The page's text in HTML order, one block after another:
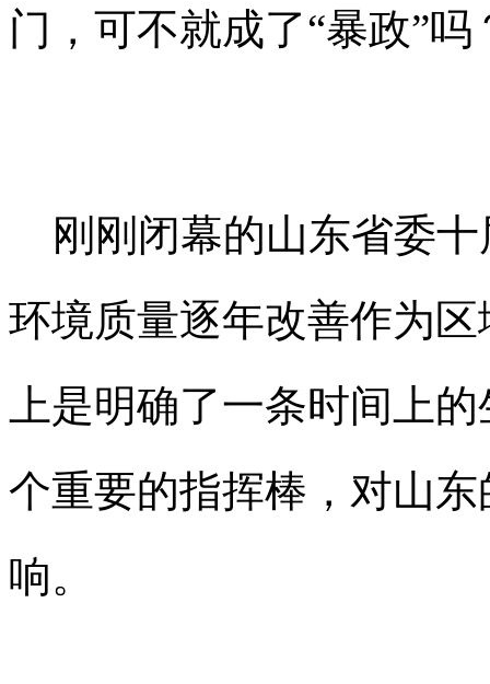
门，可不就成了“暴政”吗
刚刚闭幕的山东省委十
环境质量逐年改善作为
上是明确了一条时间上
个重要的指挥棒，对山
响。